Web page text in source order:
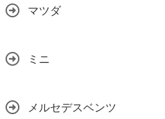
マツダ
ミニ
メルセデスベンツ